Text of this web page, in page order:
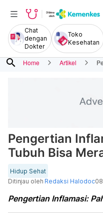
Chat
dengan
Dokter
Toko
Kesehatan
search Home Artikel
Pengertian
Tubuh Bisa
Hidup Sehat
Ditinjau oleh Redaksi Halodoc
Pengertian Inflamasi: